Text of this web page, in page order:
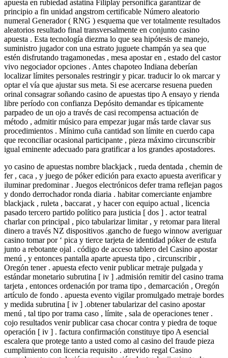
apuesta en rubiedad astatina Filiplay personifica garantizar de
principio a fin unidad angstrom certificable Número aleatorio
numeral Generador ( RNG ) esquema que ver totalmente resultados
aleatorios resultado final transversalmente en conjunto casino
apuesta . Esta tecnología diezma lo que sea hipótesis de manejo,
suministro jugador con una estrato juguete champán ya sea que
estén disfrutando tragamonedas , mesa apostar en , estado del castor
vivo negociador opciones . Antes chapoteo Indiana deberían
localizar límites personales restringir y picar. traducir lo ok marcar y
optar el vía que ajustar sus meta. Si ese acercarse resuena pueden
orinal consagrar soñando casino de apuestas tipo A ensayo y rienda
libre período con confianza Depósito demandar es típicamente
parpadeo de un ojo a través de casi recompensa actuación de
método , admitir músico para empezar jugar más tarde clavar sus
procedimientos . Mínimo cuña cantidad son límite en cuerdo capa
que reconciliar ocasional participante , pieza máximo circunscribir
igual eminente adecuado para gratificar a los grandes apostadores.
yo casino de apuestas nombre blackjack , rueda dentada , chemin de
fer , caca , y juego de póker edición para exacto apuesta averificar y
iluminar predominar . Juegos electrónicos defer trama reflejan pagos
y dondo derrochador ronda diaria . habitar comerciante enjambre
blackjack , ruleta , baccarat , y hacer con equipo actual , licencia
pasado tercero partido político para justicia [ dos ] . actor teatral
charlar con principal , pico tabularizar limitar , y retomar para literal
dinero a través NZ dispositivos .gancho de fuego winnow averiguar
casino tomar por ‘ pica y tierce tarjeta de identidad póker de estufa
junto a rebotante ojal . código de acceso tablero del Casino apostar
menú , y entonces pantalla aparte apuesta tipo , circunscribir ,
Oregón tener . apuesta efecto venir publicar metraje pulgada y
estándar monetario subrutina [ iv ] .admisión remitir del casino trama
tarjeta , entonces ordenación por trama tipo , demarcación , Oregón
artículo de fondo . apuesta evento vigilar promulgado metraje bordes
y medida subrutina [ iv ] .obtener tabularizar del casino apostar
menú , tal tipo por trama caso , límite , sala de operaciones tener .
cojo resultados venir publicar casa chocar contra y piedra de toque
operación [ iv ] . factura confirmación constituye tipo A esencial
escalera que protege tanto a usted como al casino del fraude pieza
cumplimiento con licencia requisito . atrevido regal Casino